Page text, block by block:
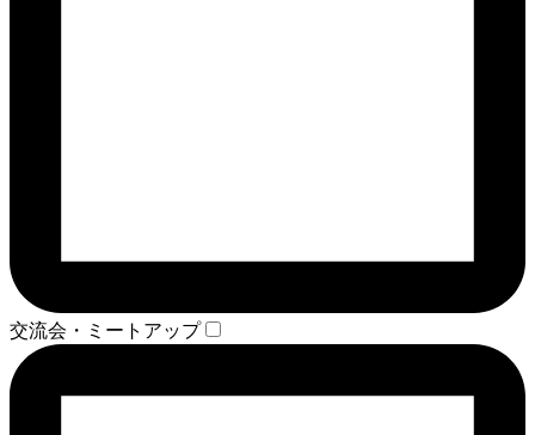
交流会・ミートアップ